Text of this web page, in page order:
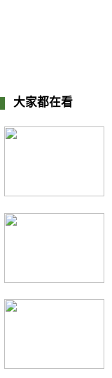
大家都在看